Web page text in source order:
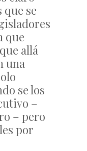
se
que
allá
una
se los
–
– pero
por